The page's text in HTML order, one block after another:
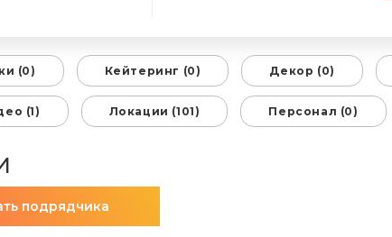
(0) Кейтеринг (0) Декор (0)
(1) Локации (101) Персонал (0)
подрядчика